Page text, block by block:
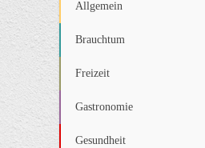
Allgemein
Brauchtum
Freizeit
Gastronomie
Gesundheit